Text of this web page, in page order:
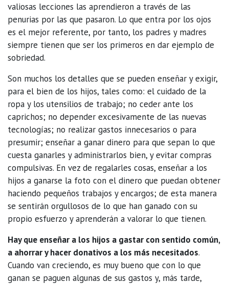
valiosas lecciones las aprendieron a través de las
penurias por las que pasaron. Lo que entra por los ojos
es el mejor referente, por tanto, los padres y madres
siempre tienen que ser los primeros en dar ejemplo de
sobriedad.
Son muchos los detalles que se pueden enseñar y exigir,
para el bien de los hijos, tales como: el cuidado de la
ropa y los utensilios de trabajo; no ceder ante los
caprichos; no depender excesivamente de las nuevas
tecnologías; no realizar gastos innecesarios o para
presumir; enseñar a ganar dinero para que sepan lo que
cuesta ganarles y administrarlos bien, y evitar compras
compulsivas. En vez de regalarles cosas, enseñar a los
hijos a ganarse la foto con el dinero que puedan obtener
haciendo pequeños trabajos y encargos; de esta manera
se sentirán orgullosos de lo que han ganado con su
propio esfuerzo y aprenderán a valorar lo que tienen.
Hay que enseñar a los hijos a gastar con sentido común,
a ahorrar y hacer donativos a los más necesitados.
Cuando van creciendo, es muy bueno que con lo que
ganan se paguen algunas de sus gastos y, más tarde,